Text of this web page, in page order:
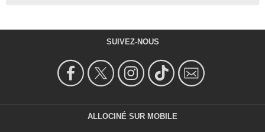
SUIVEZ-NOUS
ALLOCINÉ SUR MOBILE